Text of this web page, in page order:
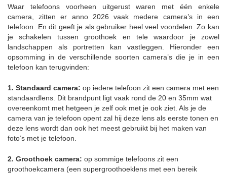
Waar telefoons voorheen uitgerust waren met één enkele
camera, zitten er anno 2026 vaak medere camera’s in een
telefoon. En dit geeft je als gebruiker heel veel voordelen. Zo kan
je schakelen tussen groothoek en tele waardoor je zowel
landschappen als portretten kan vastleggen. Hieronder een
opsomming in de verschillende soorten camera’s die je in een
telefoon kan terugvinden:
1. Standaard camera: op iedere telefoon zit een camera met een
standaardlens. Dit brandpunt ligt vaak rond de 20 en 35mm wat
overeenkomt met hetgeen je zelf ook met je ook ziet. Als je de
camera van je telefoon opent zal hij deze lens als eerste tonen en
deze lens wordt dan ook het meest gebruikt bij het maken van
foto’s met je telefoon.
2. Groothoek camera: op sommige telefoons zit een
groothoekcamera (een supergroothoeklens met een bereik